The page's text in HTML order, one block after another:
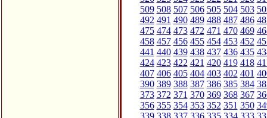
509 508 507 506 505 504 503
492 491 490 489 488 487 486
475 474 473 472 471 470 469
458 457 456 455 454 453 452
441 440 439 438 437 436 435
424 423 422 421 420 419 418
407 406 405 404 403 402 401
390 389 388 387 386 385 384
373 372 371 370 369 368 367
356 355 354 353 352 351 350
339 338 337 336 335 334 333